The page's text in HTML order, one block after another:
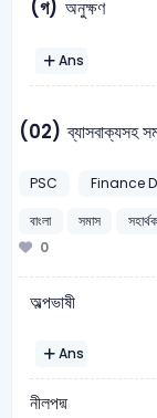
(গ) অনুক্ষণ
Ans
(02) ব্যাসবাক্যসহ
PSC
Finance
বাংলা
সমাস
0
অল্পভাষী
Ans
নীলপদ্ম